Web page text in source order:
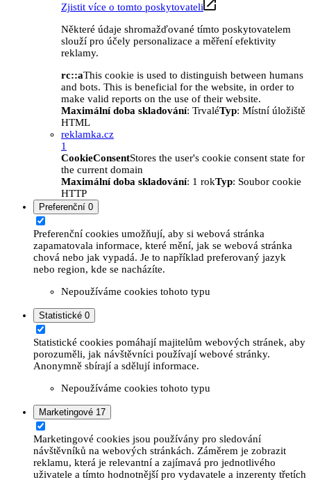
Zjistit více o tomto poskytovateli
Některé údaje shromažďované tímto poskytovatelem
slouží pro účely personalizace a měření efektivity
reklamy.
rc::aThis cookie is used to distinguish between humans
and bots. This is beneficial for the website, in order to
make valid reports on the use of their website.
Maximální doba skladování: TrvaléTyp: Místní úložiště
HTML
reklamka.cz
1
CookieConsentStores the user's cookie consent state for
the current domain
Maximální doba skladování: 1 rokTyp: Soubor cookie
HTTP
Preferenční 0
Preferenční cookies umožňují, aby si webová stránka
zapamatovala informace, které mění, jak se webová stránka
chová nebo jak vypadá. Je to například preferovaný jazyk
nebo region, kde se nacházíte.
Nepoužíváme cookies tohoto typu
Statistické 0
Statistické cookies pomáhají majitelům webových stránek, aby
porozuměli, jak návštěvníci používají webové stránky.
Anonymně sbírají a sdělují informace.
Nepoužíváme cookies tohoto typu
Marketingové 17
Marketingové cookies jsou používány pro sledování
návštěvníků na webových stránkách. Záměrem je zobrazit
reklamu, která je relevantní a zajímavá pro jednotlivého
uživatele a tímto hodnotnější pro vydavatele a inzerenty třetích